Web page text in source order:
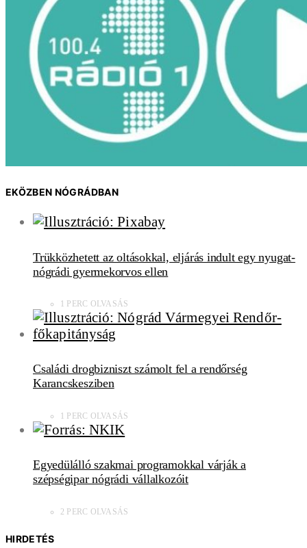
EKÖZBEN NÓGRÁDBAN
Trükközhetett az oltásokkal, eljárás indult egy nyugat-
nógrádi gyermekorvos ellen
1 PERC OLVASÁS
Családi drogbizniszt számolt fel a rendőrség
Karancskesziben
1 PERC OLVASÁS
Egyedülálló szakmai programokkal várják a
szépségipar nógrádi vállalkozóit
2 PERC OLVASÁS
HIRDETÉS